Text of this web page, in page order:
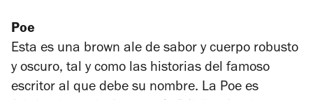
Poe
Esta es una brown ale de sabor y cuerpo robusto
y oscuro, tal y como las historias del famoso
escritor al que debe su nombre. La Poe es